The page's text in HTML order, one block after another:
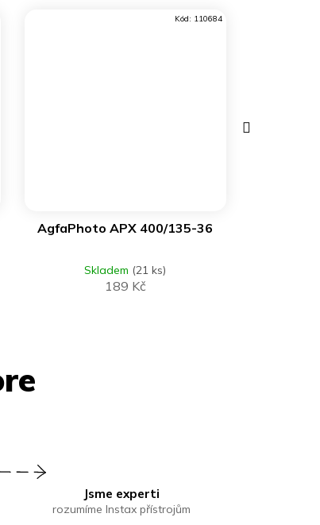
Jsme experti
rozumíme Instax přístrojům
AgfaPhoto APX 400/135-36
Skladem (21 ks)
189 Kč
Kód: 110684
produkt